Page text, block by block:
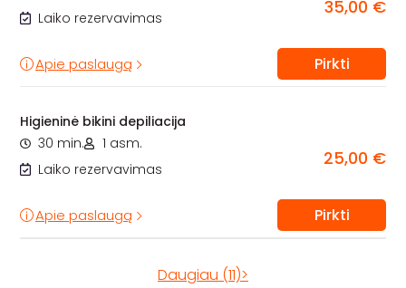
Laiko rezervavimas
35,00 €
Apie paslaugą Pirkti
Higieninė bikini depiliacija
30 min.
1 asm.
Laiko rezervavimas
25,00 €
Apie paslaugą Pirkti
Daugiau (11)>